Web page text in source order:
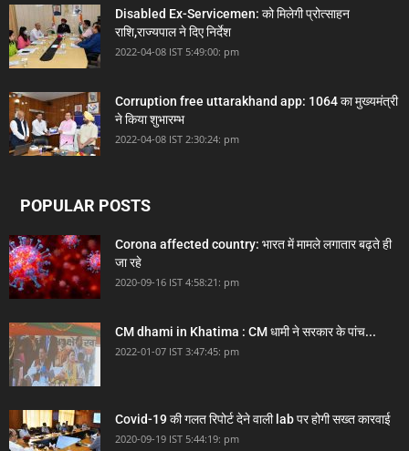
Disabled Ex-Servicemen: को मिलेगी प्रोत्साहन
राशि,राज्यपाल ने दिए निर्देश
2022-04-08 IST 5:49:00: pm
Corruption free uttarakhand app: 1064 का मुख्यमंत्री
ने किया शुभारम्भ
2022-04-08 IST 2:30:24: pm
POPULAR POSTS
Corona affected country: भारत में मामले लगातार बढ़ते ही
जा रहे
2020-09-16 IST 4:58:21: pm
CM dhami in Khatima : CM धामी ने सरकार के पांच...
2022-01-07 IST 3:47:45: pm
Covid-19 की गलत रिपोर्ट देने वाली lab पर होगी सख्त कारवाई
2020-09-19 IST 5:44:19: pm